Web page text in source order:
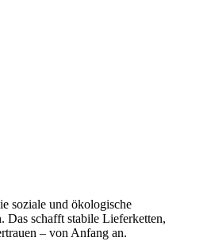
soziale und ökologische
Das schafft stabile Lieferketten,
– von Anfang an.